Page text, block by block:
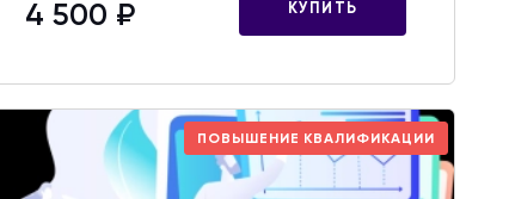
4 500 ₽ КУПИТЬ
ПОВЫШЕНИЕ КВАЛИФИКАЦИИ